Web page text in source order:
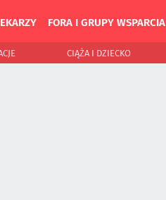
FORA I GRUPY WSPARCIA
CIĄŻA I DZIECKO